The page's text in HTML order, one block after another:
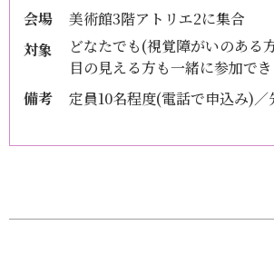
会場
美術館3階アトリエ2に集合
対象
どなたでも(視覚障がいのある方
目の見える方も一緒に参加で
備考
定員10名程度(電話で申込み)